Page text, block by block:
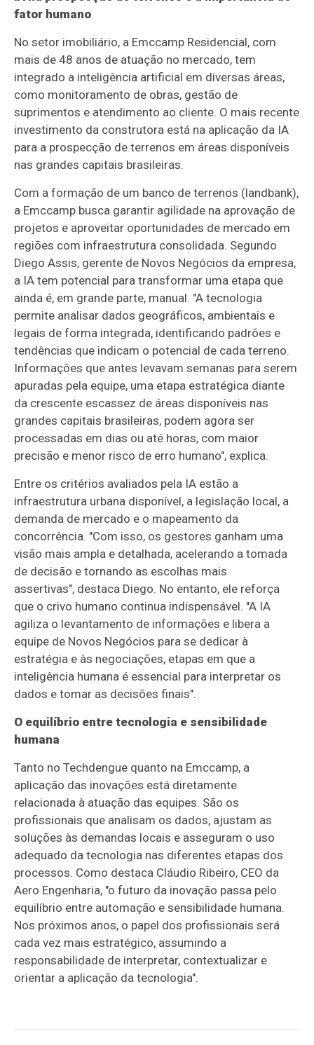
fator humano
No setor imobiliário, a Emccamp Residencial, com
mais de 48 anos de atuação no mercado, tem
integrado a inteligência artificial em diversas áreas,
como monitoramento de obras, gestão de
suprimentos e atendimento ao cliente. O mais recente
investimento da construtora está na aplicação da IA
para a prospecção de terrenos em áreas disponíveis
nas grandes capitais brasileiras.
Com a formação de um banco de terrenos (landbank),
a Emccamp busca garantir agilidade na aprovação de
projetos e aproveitar oportunidades de mercado em
regiões com infraestrutura consolidada. Segundo
Diego Assis, gerente de Novos Negócios da empresa,
a IA tem potencial para transformar uma etapa que
ainda é, em grande parte, manual. "A tecnologia
permite analisar dados geográficos, ambientais e
legais de forma integrada, identificando padrões e
tendências que indicam o potencial de cada terreno.
Informações que antes levavam semanas para serem
apuradas pela equipe, uma etapa estratégica diante
da crescente escassez de áreas disponíveis nas
grandes capitais brasileiras, podem agora ser
processadas em dias ou até horas, com maior
precisão e menor risco de erro humano", explica.
Entre os critérios avaliados pela IA estão a
infraestrutura urbana disponível, a legislação local, a
demanda de mercado e o mapeamento da
concorrência. "Com isso, os gestores ganham uma
visão mais ampla e detalhada, acelerando a tomada
de decisão e tornando as escolhas mais
assertivas", destaca Diego. No entanto, ele reforça
que o crivo humano continua indispensável. "A IA
agiliza o levantamento de informações e libera a
equipe de Novos Negócios para se dedicar à
estratégia e às negociações, etapas em que a
inteligência humana é essencial para interpretar os
dados e tomar as decisões finais".
O equilíbrio entre tecnologia e sensibilidade
humana
Tanto no Techdengue quanto na Emccamp, a
aplicação das inovações está diretamente
relacionada à atuação das equipes. São os
profissionais que analisam os dados, ajustam as
soluções às demandas locais e asseguram o uso
adequado da tecnologia nas diferentes etapas dos
processos. Como destaca Cláudio Ribeiro, CEO da
Aero Engenharia, "o futuro da inovação passa pelo
equilíbrio entre automação e sensibilidade humana.
Nos próximos anos, o papel dos profissionais será
cada vez mais estratégico, assumindo a
responsabilidade de interpretar, contextualizar e
orientar a aplicação da tecnologia".